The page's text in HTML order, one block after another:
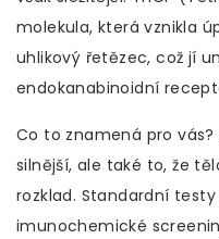
molekula, která vznikla
uhlikový řetězec, což jí
endokanabinoidní
Co to znamená pro
silnější, ale také to, že
rozklad. Standardní
imunochemické